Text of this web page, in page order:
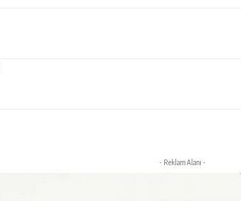
- Reklam Alanı -